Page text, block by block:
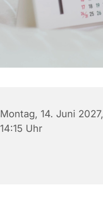
Montag, 14. Juni 2027,
14:15 Uhr